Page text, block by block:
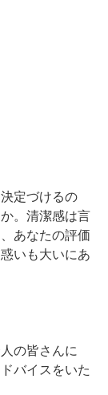
定づけるの
。清潔感は言
あなたの評価
いも大いにあ
の皆さんに
バイスをいた